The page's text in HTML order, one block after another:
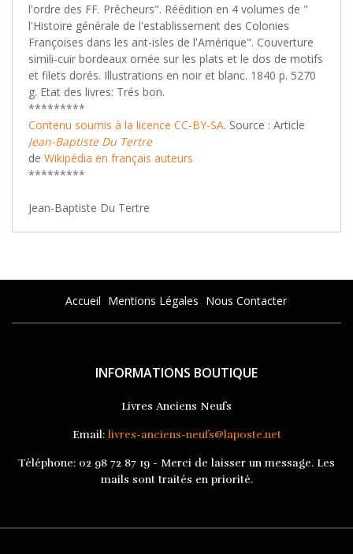
l'ordre des FF. Prêcheurs". Réédition en 4 volumes de "
l'Histoire générale de l'establissement des Colonies
Françoises dans les ant-isles de l'Amérique". Couverture
simili-cuir bordeaux ornée sur les plats et le dos de motifs
et filets dorés. Illustrations en noir et blanc. 1840 p. 5270
g. Etat des livres: Trés bon.
*********
Contenu soumis à la licence CC-BY-SA. Source : Article
Jean-Baptiste Du Tertre
de Wikipédia en français auteurs
*********
Jean-Baptiste Du Tertre
Accueil Mentions Légales Nous Contacter
INFORMATIONS BOUTIQUE
Livres Anciens Neufs
Email: livres-anciens-neufs@laposte.net
Téléphone: 02 98 72 87 19 - Merci de laisser un message. Les
mails sont traités en priorité.